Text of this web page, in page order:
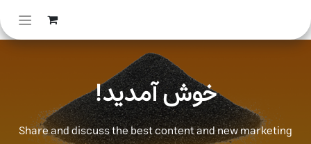
خوش آمدید!
Share and discuss the best content and new marketing